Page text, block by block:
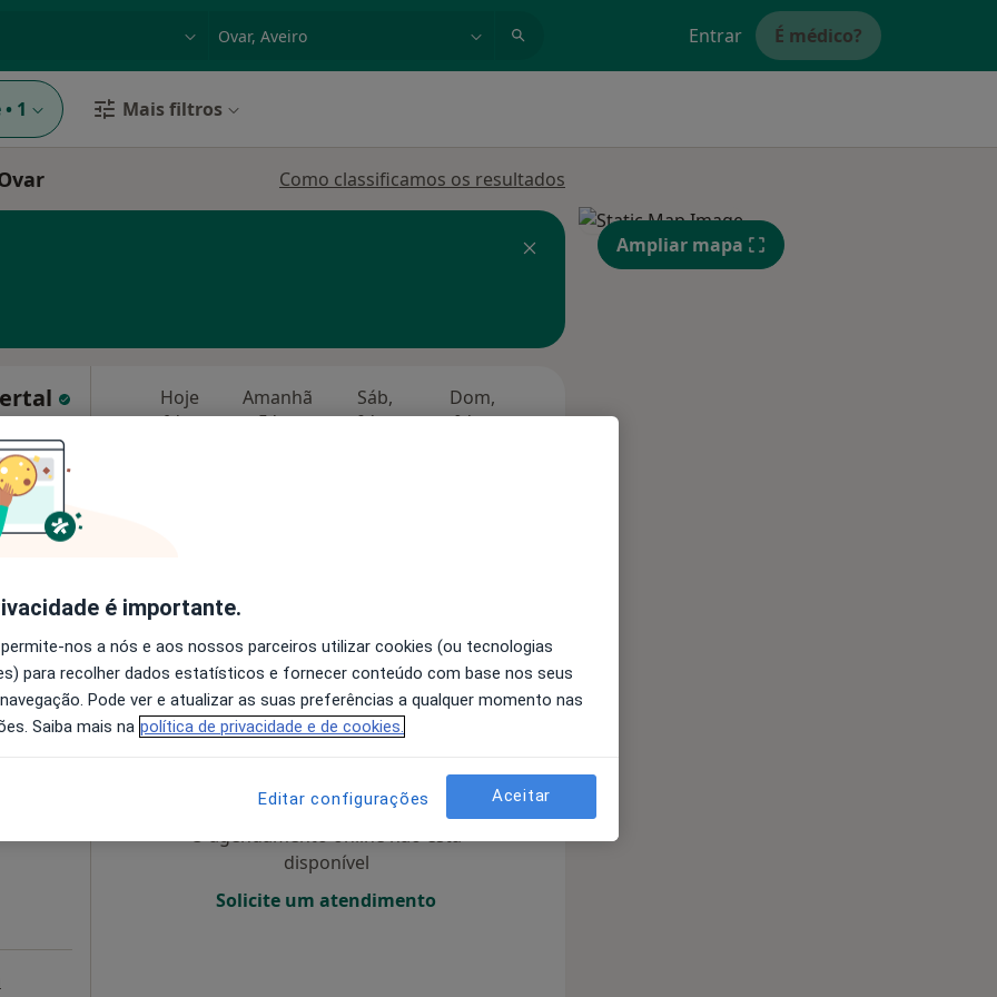
Entrar É médico?
• 1 Mais filtros
Como classificamos os resultados
Hoje
6 Ago
Amanhã
7 Ago
Sáb,
8 Ago
Dom,
9 Ago 10 Ago
de
Hoje Amanhã Sáb,
O agendamento online não está
disponível
Solicite um atendimento
Ampliar mapa
é importante.
nos a nós e aos nossos parceiros utilizar cookies (ou tecnologias
para recolher dados estatísticos e fornecer conteúdo com base nos seus
Pode ver e atualizar as suas preferências a qualquer momento nas
Saiba mais na política de privacidade e de cookies.
Editar configurações Aceitar